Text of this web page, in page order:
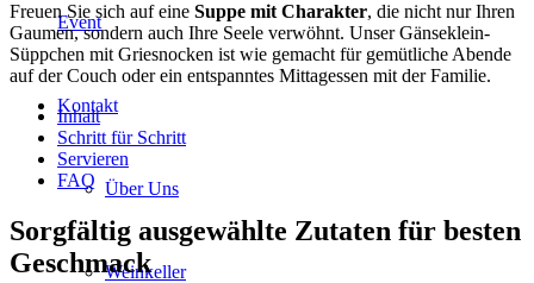
Event
Kontakt
Über Uns
Weinkeller
Freuen Sie sich auf eine Suppe mit Charakter, die nicht nur Ihren
Gaumen, sondern auch Ihre Seele verwöhnt. Unser Gänseklein-
Süppchen mit Griesnocken ist wie gemacht für gemütliche Abende
auf der Couch oder ein entspanntes Mittagessen mit der Familie.
Inhalt
Schritt für Schritt
Servieren
FAQ
Sorgfältig ausgewählte Zutaten für besten
Geschmack